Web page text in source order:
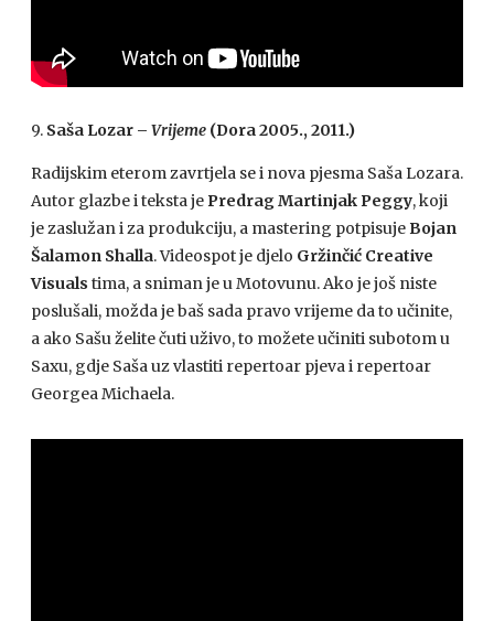
9. Saša Lozar – Vrijeme (Dora 2005., 2011.)
Radijskim eterom zavrtjela se i nova pjesma Saša Lozara.
Autor glazbe i teksta je Predrag Martinjak Peggy, koji
je zaslužan i za produkciju, a mastering potpisujeBojan
Šalamon Shalla. Videospot je djelo Gržinčić Creative
Visuals tima, a sniman je u Motovunu. Ako je još niste
poslušali, možda je baš sada pravo vrijeme da to učinite,
a ako Sašu želite čuti uživo, to možete učiniti subotom u
Saxu, gdje Saša uz vlastiti repertoar pjeva i repertoar
Georgea Michaela.